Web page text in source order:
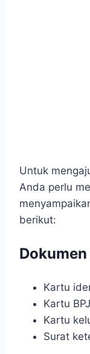
Untuk
Anda perlu
berikut:
Kartu
Kartu
Kartu
Surat